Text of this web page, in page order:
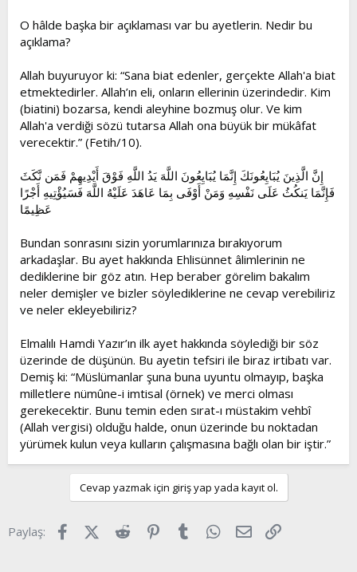
O hâlde başka bir açıklaması var bu ayetlerin. Nedir bu
açıklama?
Allah buyuruyor ki: “Sana biat edenler, gerçekte Allah'a biat
etmektedirler. Allah’ın eli, onların ellerinin üzerindedir. Kim
(biatini) bozarsa, kendi aleyhine bozmuş olur. Ve kim
Allah'a verdiği sözü tutarsa Allah ona büyük bir mükâfat
verecektir.” (Fetih/10).
إِنَّ الَّذِينَ يُبَايِعُونَكَ إِنَّمَا يُبَايِعُونَ اللَّهَ يَدُ اللَّهِ فَوْقَ أَيْدِيهِمْ فَمَن نَّكَثَ
فَإِنَّمَا يَنكُثُ عَلَى نَفْسِهِ وَمَنْ أَوْفَى بِمَا عَاهَدَ عَلَيْهُ اللَّهَ فَسَيُؤْتِيهِ أَجْرًا
عَظِيمًا
Bundan sonrasını sizin yorumlarınıza bırakıyorum
arkadaşlar. Bu ayet hakkında Ehlisünnet âlimlerinin ne
dediklerine bir göz atın. Hep beraber görelim bakalım
neler demişler ve bizler söylediklerine ne cevap verebiliriz
ve neler ekleyebiliriz?
Elmalılı Hamdi Yazır’ın ilk ayet hakkında söylediği bir söz
üzerinde de düşünün. Bu ayetin tefsiri ile biraz irtibatı var.
Demiş ki: “Müslümanlar şuna buna uyuntu olmayıp, başka
milletlere nümûne-i imtisal (örnek) ve merci olması
gerekecektir. Bunu temin eden sırat-ı müstakim vehbî
(Allah vergisi) olduğu halde, onun üzerinde bu noktadan
yürümek kulun veya kulların çalışmasına bağlı olan bir iştir.”
Cevap yazmak için giriş yap yada kayıt ol.
Paylaş: FacebookX (Twitter)
Reddit Pinterest
Tumblr WhatsApp
E-posta